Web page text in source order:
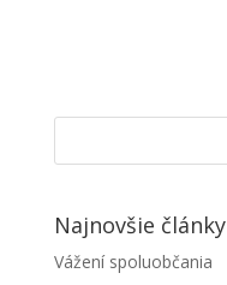
Najnovšie články
Vážení spoluobčania